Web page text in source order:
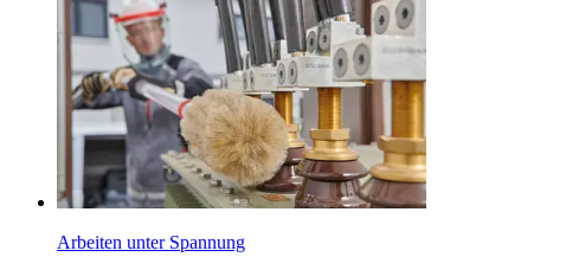
Arbeiten unter Spannung